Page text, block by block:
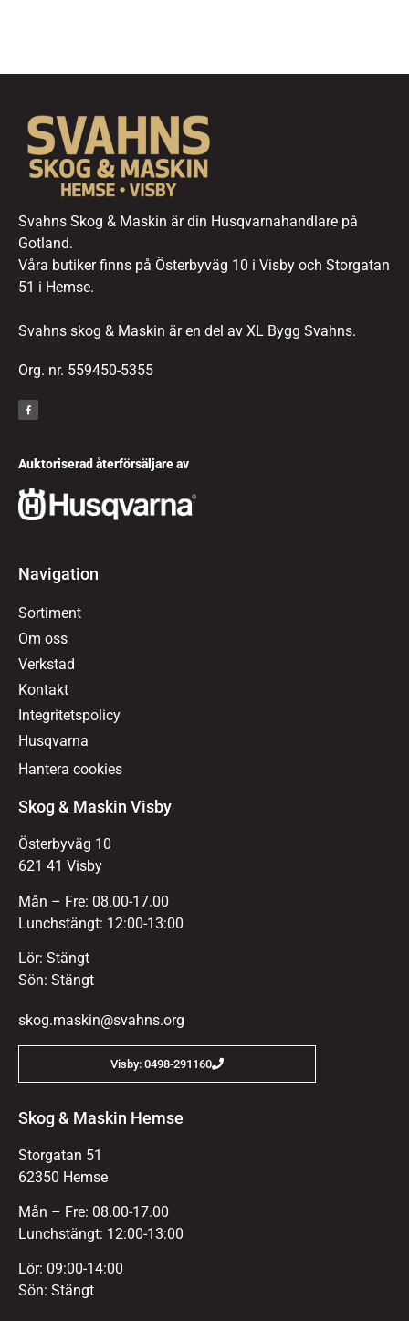
Svahns Skog & Maskin är din Husqvarnahandlare på
Gotland.
Våra butiker finns på Österbyväg 10 i Visby och Storgatan
51 i Hemse.
Svahns skog & Maskin är en del av XL Bygg Svahns.
Org. nr. 559450-5355
Auktoriserad återförsäljare av
Navigation
Sortiment
Om oss
Verkstad
Kontakt
Integritetspolicy
Husqvarna
Hantera cookies
Skog & Maskin Visby
Österbyväg 10
621 41 Visby
Mån – Fre: 08.00-17.00
Lunchstängt: 12:00-13:00
Lör: Stängt
Sön: Stängt
skog.maskin@svahns.org
Visby: 0498-291160
Skog & Maskin Hemse
Storgatan 51
62350 Hemse
Mån – Fre: 08.00-17.00
Lunchstängt: 12:00-13:00
Lör: 09:00-14:00
Sön: Stängt